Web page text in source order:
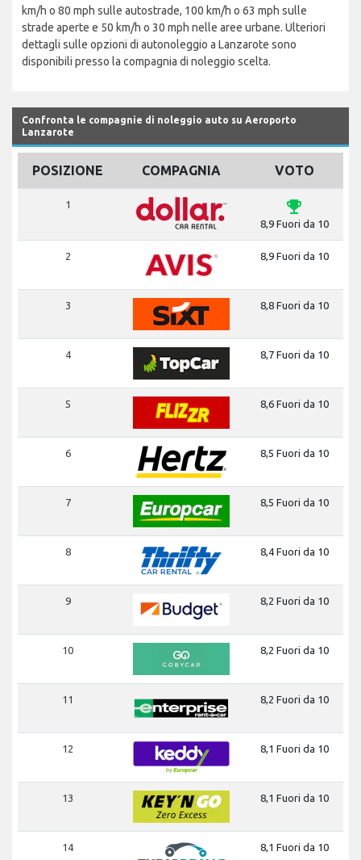
km/h o 80 mph sulle autostrade, 100 km/h o 63 mph sulle
strade aperte e 50 km/h o 30 mph nelle aree urbane. Ulteriori
dettagli sulle opzioni di autonoleggio a Lanzarote sono
disponibili presso la compagnia di noleggio scelta.
Confronta le compagnie di noleggio auto su Aeroporto
Lanzarote
POSIZIONE COMPAGNIA VOTO
1 emoji_events
8,9 Fuori da 10
2 8,9 Fuori da 10
3 8,8 Fuori da 10
4 8,7 Fuori da 10
5 8,6 Fuori da 10
6 8,5 Fuori da 10
7 8,5 Fuori da 10
8 8,4 Fuori da 10
9 8,2 Fuori da 10
10 8,2 Fuori da 10
11 8,2 Fuori da 10
12 8,1 Fuori da 10
13 8,1 Fuori da 10
14 8,1 Fuori da 10